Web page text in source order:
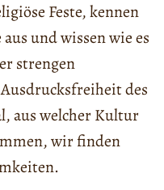
Feste, kennen
und wissen wie es
strengen
des
aus welcher Kultur
wir finden